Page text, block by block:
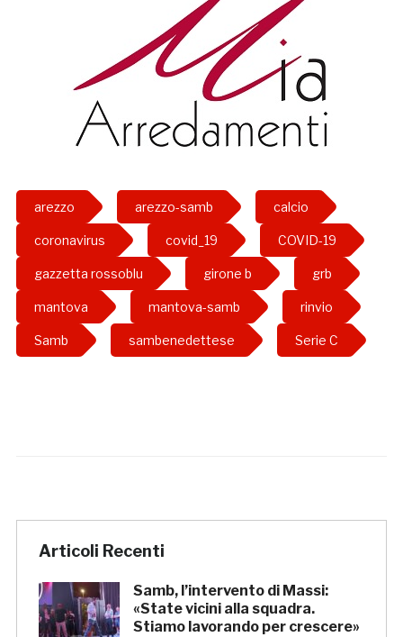
arezzo arezzo-samb calcio
coronavirus covid_19 COVID-19
gazzetta rossoblu girone b grb
mantova mantova-samb rinvio
Samb sambenedettese Serie C
Articoli Recenti
Samb, l’intervento di Massi:
«State vicini alla squadra.
Stiamo lavorando per crescere»